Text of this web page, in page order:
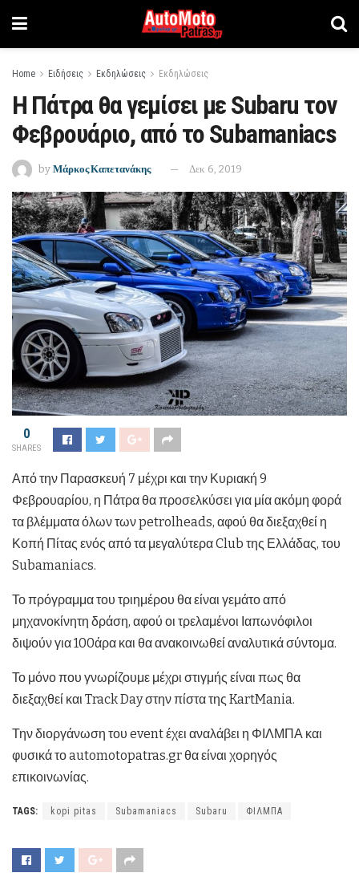
Home Ειδήσεις Εκδηλώσεις Εκδηλώσεις
Η Πάτρα θα γεμίσει με Subaru τον
Φεβρουάριο, από το Subamaniacs
by Μάρκος Καπετανάκης Δεκ 6, 2019
0
SHARES
Από την Παρασκευή 7 μέχρι και την Κυριακή 9
Φεβρουαρίου, η Πάτρα θα προσελκύσει για μία ακόμη φορά
τα βλέμματα όλων των petrolheads, αφού θα διεξαχθεί η
Κοπή Πίτας ενός από τα μεγαλύτερα Club της Ελλάδας, του
Subamaniacs.
Το πρόγραμμα του τριημέρου θα είναι γεμάτο από
μηχανοκίνητη δράση, αφού οι τρελαμένοι Ιαπωνόφιλοι
διψούν για 100άρα και θα ανακοινωθεί αναλυτικά σύντομα.
Το μόνο που γνωρίζουμε μέχρι στιγμής είναι πως θα
διεξαχθεί και Track Day στην πίστα της KartMania.
Την διοργάνωση του event έχει αναλάβει η ΦΙΛΜΠΑ και
φυσικά το automotopatras.gr θα είναι χορηγός
επικοινωνίας.
TAGS: kopi pitas Subamaniacs Subaru ΦΙΛΜΠΑ